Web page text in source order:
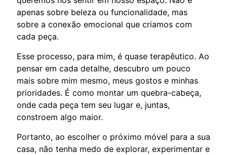
apenas sobre beleza ou funcionalidade, mas
sobre a conexão emocional que criamos com
cada peça.
Esse processo, para mim, é quase terapêutico. Ao
pensar em cada detalhe, descubro um pouco
mais sobre mim mesmo, meus gostos e minhas
prioridades. É como montar um quebra-cabeça,
onde cada peça tem seu lugar e, juntas,
constroem algo maior.
Portanto, ao escolher o próximo móvel para a sua
casa, não tenha medo de explorar, experimentar e